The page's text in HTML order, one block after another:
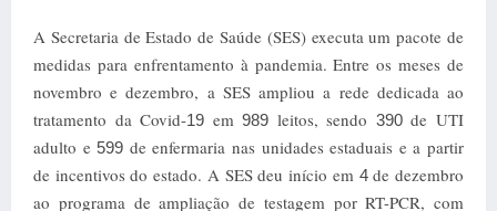
A Secretaria de Estado de Saúde (SES) executa um pacote de
medidas para enfrentamento à pandemia. Entre os meses de
novembro e dezembro, a SES ampliou a rede dedicada ao
tratamento da Covid-19 em989 leitos, sendo 390de UTI
adulto e 599 de enfermaria nas unidades estaduais e a partir
de incentivos do estado. A SES deu início em 4de dezembro
ao programa de ampliação de testagem por RT-PCR, com